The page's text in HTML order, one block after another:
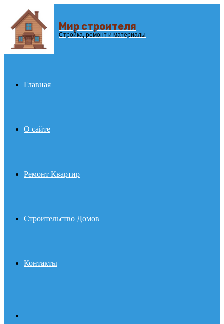
Menu Мир строителя
Стройка, ремонт и материалы
Главная
О сайте
Ремонт Квартир
Строительство Домов
Контакты